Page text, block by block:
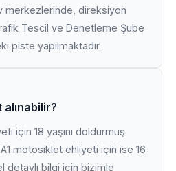
merkezlerinde, direksiyon
Tescil ve Denetleme Şube
piste yapılmaktadır.
alınabilir?
için 18 yaşını doldurmuş
motosiklet ehliyeti için ise 16
detaylı bilgi için bizimle